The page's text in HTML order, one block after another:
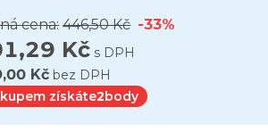
cena: 446,50 Kč -33%
Kč s DPH
Kč bez DPH
získáte2body